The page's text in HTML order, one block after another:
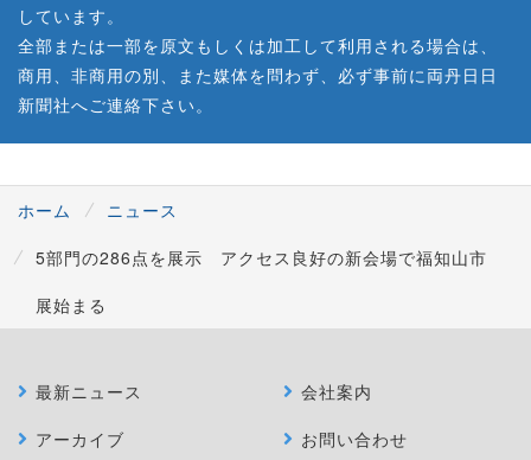
しています。
全部または一部を原文もしくは加工して利用される場合は、
商用、非商用の別、また媒体を問わず、必ず事前に両丹日日
新聞社へご連絡下さい。
ホーム
ニュース
5部門の286点を展示 アクセス良好の新会場で福知山市
展始まる
最新ニュース
アーカイブ
会社案内
お問い合わせ